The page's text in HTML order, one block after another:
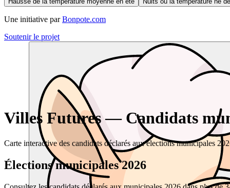
Une initiative par Bonpote.com
Soutenir le projet
Villes Futures — Candidats
Carte interactive des candidats déclarés aux élections municipales
Élections municipales 2026